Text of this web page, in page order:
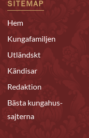
SITEMAP
Hem
Kungafamiljen
Utländskt
Kändisar
Redaktion
Bästa kungahus-
sajterna